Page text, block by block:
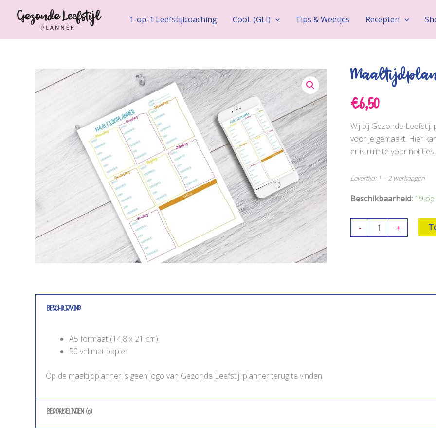
1-op-1 Leefstijlcoaching CooL (GLI) Tips & Weetjes Recepten
€6,50
Wij bij Gezonde
voor je gemaakt. Hier
er is ruimte voor
Levertijd: 1 – 2 werkdagen
Beschikbaarheid: 19
-
Maaltijdplanner
A5
+
Beschrijving
A5 formaat (14,8 x 21 cm)
50 vel mat papier
Op de maaltijdplanner is geen logo van Gezonde Leefstijl planner terug te vinden.
Beoordelingen (0)